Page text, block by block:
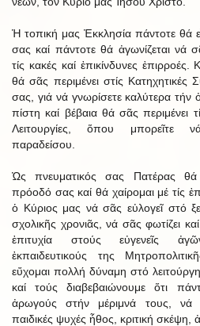
Ἡ τοπική μας Ἐκκλησία πάντοτε θά
σας καί πάντοτε θά ἀγωνίζεται νά
τίς κακές καί ἐπικίνδυνες ἐπιρροές.
θά σᾶς περιμένει στίς Κατηχητικές
σας, γιά νά γνωρίσετε καλύτερα τήν
πίστη καί βέβαια θά σᾶς περιμένει
Λειτουργίες, ὅπου μπορεῖτε
παραδείσου.
Ὡς πνευματικός σας Πατέρας
πρόοδό σας καί θά χαίρομαι μέ τίς
ὁ Κύριος μας νά σᾶς εὐλογεῖ στό
σχολικῆς χρονιᾶς, νά σᾶς φωτίζει
ἐπιτυχία στούς εὐγενεῖς
ἐκπαιδευτικούς της
εὔχομαι πολλή δύναμη στό
καί τούς διαβεβαιώνουμε ὅτι
ἀρωγούς στήν μέριμνά τους, νά
παιδικές ψυχές ἦθος, κριτική